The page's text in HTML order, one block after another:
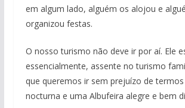
em algum lado, alguém os alojou e
organizou festas.
O nosso turismo não deve ir por aí. Ele
essencialmente, assente no turismo
que queremos ir sem prejuízo de
nocturna e uma Albufeira alegre e bem